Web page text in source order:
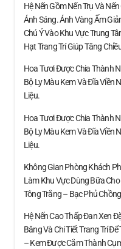
Hệ Nến Gồm Nến Trụ Và
Ánh Sáng. Ánh Vàng Ấm
Chú Ý Vào Khu Vực Trung
Hạt Trang Trí Giúp Tăng
Hoa Tươi Được Chia Thành
Bộ Ly Màu Kem Và Đĩa Viền
Liệu.
Hoa Tươi Được Chia Thành
Bộ Ly Màu Kem Và Đĩa Viền
Liệu.
Không Gian Phòng Khách
Làm Khu Vực Dùng Bữa
Tông Trắng – Bạc Phủ
Hệ Nến Cao Thấp Đan Xen
Băng Và Chi Tiết Trang Trí
– Kem Được Cắm Thành